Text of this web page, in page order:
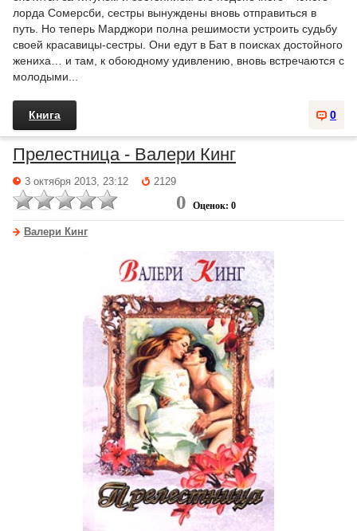
лорда Сомерсби, сестры вынуждены вновь отправиться в
путь. Но теперь Марджори полна решимости устроить судьбу
своей красавицы-сестры. Они едут в Бат в поисках достойного
жениха… и там, к обоюдному удивлению, вновь встречаются с
молодыми...
0
Книга
Прелестница - Валери Кинг
3 октября 2013, 23:12 2129
0 Оценок: 0
Валери Кинг